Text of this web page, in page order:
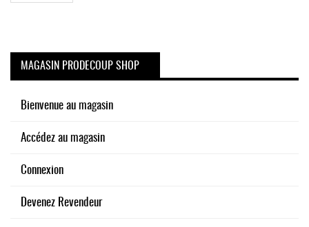
MAGASIN PRODECOUP SHOP
Bienvenue au magasin
Accédez au magasin
Connexion
Devenez Revendeur